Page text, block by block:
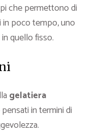
che permettono di
in poco tempo, uno
quello fisso.
gelatiera
in termini di